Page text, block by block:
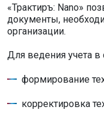
«Трактиръ: Nano»
документы,
организации.
Для ведения учета в
формирование
корректировка